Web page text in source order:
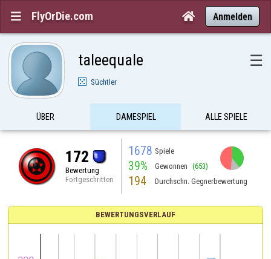
 FlyOrDie.com  Anmelden
taleequale ☰
Süchtler
ÜBER DAMESPIEL ALLE SPIELE
172
Bewertung
Fortgeschritten
1678 Spiele
39% Gewonnen (653)
194 Durchschn. Gegnerbewertung
BEWERTUNGSVERLAUF